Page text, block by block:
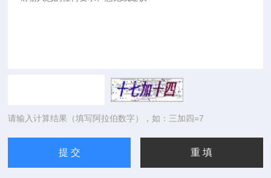
请输入计算结果（填写阿拉伯数字），如：三加四=7